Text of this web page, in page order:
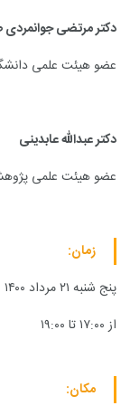
دکتر مرتضی
عضو هیئت علمی
دکتر عبدالله عابدینی
عضو هیئت علمی
زمان:
پنج شنبه ۲۱ مرداد ۱۴۰۰
از ۱۷:۰۰ تا ۱۹:۰۰
مکان: